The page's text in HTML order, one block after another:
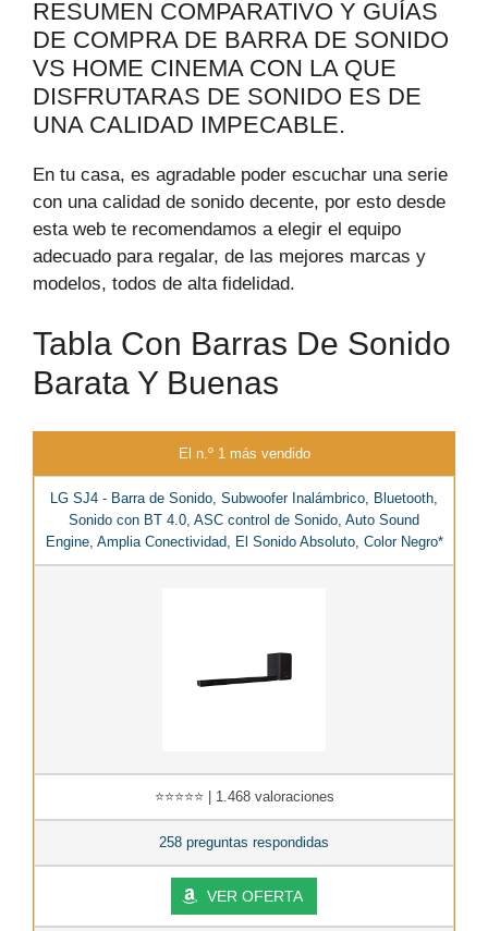
RESUMEN COMPARATIVO Y GUÍAS
DE COMPRA DE BARRA DE SONIDO
VS HOME CINEMA CON LA QUE
DISFRUTARAS DE SONIDO ES DE
UNA CALIDAD IMPECABLE.
En tu casa, es agradable poder escuchar una serie
con una calidad de sonido decente, por esto desde
esta web te recomendamos a elegir el equipo
adecuado para regalar, de las mejores marcas y
modelos, todos de alta fidelidad.
Tabla Con Barras De Sonido
Barata Y Buenas
El n.º 1 más vendido
LG SJ4 - Barra de Sonido, Subwoofer Inalámbrico, Bluetooth,
Sonido con BT 4.0, ASC control de Sonido, Auto Sound
Engine, Amplia Conectividad, El Sonido Absoluto, Color Negro*
⭐⭐⭐⭐⭐ | 1.468 valoraciones
258 preguntas respondidas
VER OFERTA